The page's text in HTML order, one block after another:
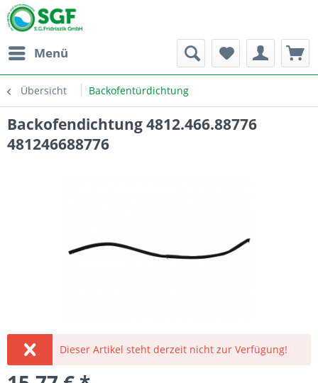
Menü
Übersicht Backofentürdichtung
Backofendichtung 4812.466.88776
481246688776
Dieser Artikel steht derzeit nicht zur Verfügung!